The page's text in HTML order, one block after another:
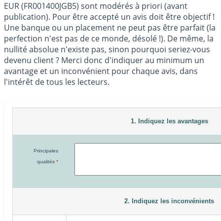
EUR (FR001400JGB5) sont modérés à priori (avant
publication). Pour être accepté un avis doit être objectif !
Une banque ou un placement ne peut pas être parfait (la
perfection n'est pas de ce monde, désolé !). De même, la
nullité absolue n'existe pas, sinon pourquoi seriez-vous
devenu client ? Merci donc d'indiquer au minimum un
avantage et un inconvénient pour chaque avis, dans
l'intérêt de tous les lecteurs.
1. Indiquez les avantages
Principales
qualités *
2. Indiquez les inconvénients